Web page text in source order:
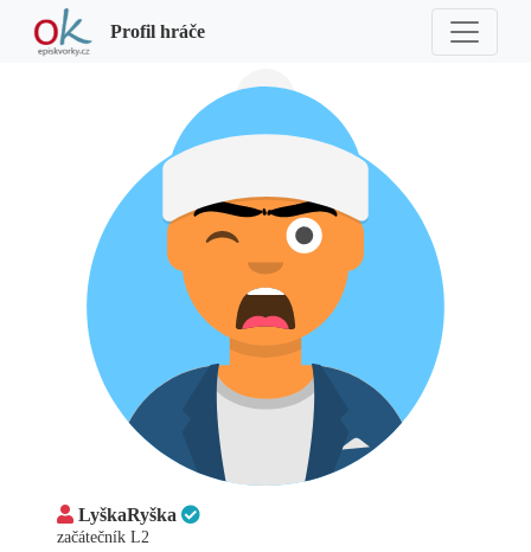
Profil hráče
LyškaRyška
začátečník L2